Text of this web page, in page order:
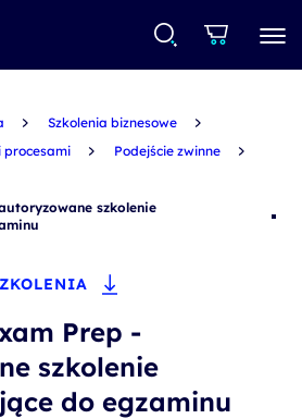
Szkolenia biznesowe
Podejście zwinne
szkolenie
Prep -
szkolenie
do egzaminu